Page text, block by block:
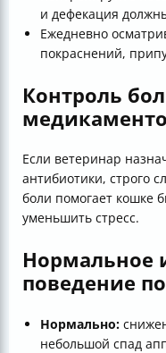
и дефекация
Ежедневно
покраснений,
Контроль
Если ветеринар
антибиотики, строго
боли помогает кошке
уменьшить стресс.
Нормальное
поведение
Нормально:
небольшой спад